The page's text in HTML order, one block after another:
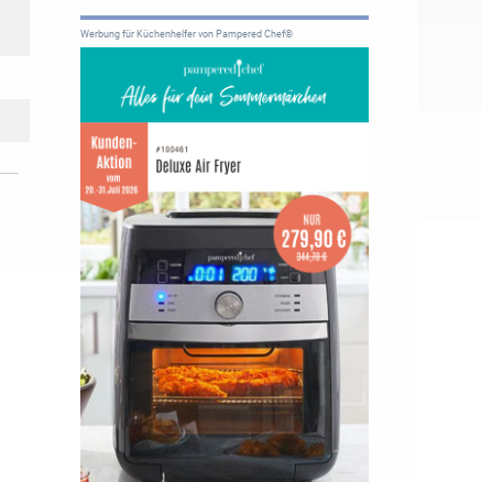
Werbung für Küchenhelfer von Pampered Chef®